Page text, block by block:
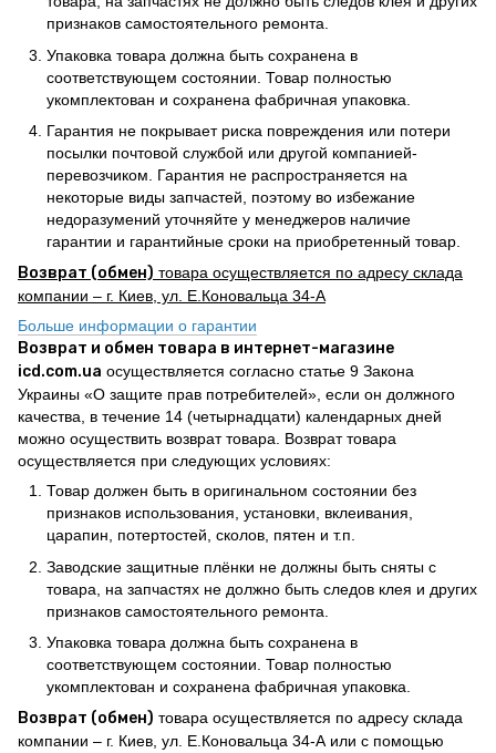
признаков самостоятельного ремонта.
Упаковка товара должна быть сохранена в
соответствующем состоянии. Товар полностью
укомплектован и сохранена фабричная упаковка.
Гарантия не покрывает риска повреждения или потери
посылки почтовой службой или другой компанией-
перевозчиком. Гарантия не распространяется на
некоторые виды запчастей, поэтому во избежание
недоразумений уточняйте у менеджеров наличие
гарантии и гарантийные сроки на приобретенный товар.
Возврат (обмен) товара осуществляется по адресу склада
компании – г. Киев, ул. Е.Коновальца 34-А
Больше информации о гарантии
Возврат и обмен товара в интернет-магазине
icd.com.ua осуществляется согласно статье 9 Закона
Украины «О защите прав потребителей», если он должного
качества, в течение 14 (четырнадцати) календарных дней
можно осуществить возврат товара. Возврат товара
осуществляется при следующих условиях:
Товар должен быть в оригинальном состоянии без
признаков использования, установки, вклеивания,
царапин, потертостей, сколов, пятен и т.п.
Заводские защитные плёнки не должны быть сняты с
товара, на запчастях не должно быть следов клея и других
признаков самостоятельного ремонта.
Упаковка товара должна быть сохранена в
соответствующем состоянии. Товар полностью
укомплектован и сохранена фабричная упаковка.
Возврат (обмен) товара осуществляется по адресу склада
компании – г. Киев, ул. Е.Коновальца 34-А или с помощью